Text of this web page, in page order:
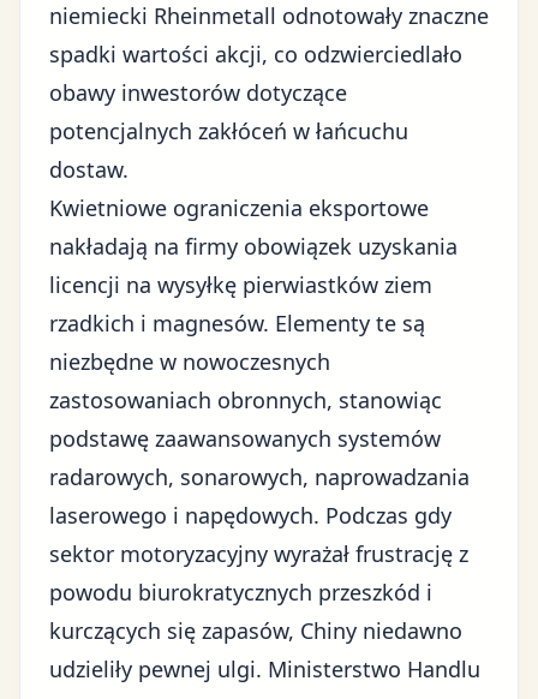
niemiecki Rheinmetall odnotowały znaczne
spadki wartości akcji, co odzwierciedlało
obawy inwestorów dotyczące
potencjalnych zakłóceń w łańcuchu
dostaw.
Kwietniowe ograniczenia eksportowe
nakładają na firmy obowiązek uzyskania
licencji na wysyłkę pierwiastków ziem
rzadkich i magnesów. Elementy te są
niezbędne w nowoczesnych
zastosowaniach obronnych, stanowiąc
podstawę zaawansowanych systemów
radarowych, sonarowych, naprowadzania
laserowego i napędowych. Podczas gdy
sektor motoryzacyjny wyrażał frustrację z
powodu biurokratycznych przeszkód i
kurczących się zapasów, Chiny niedawno
udzieliły pewnej ulgi. Ministerstwo Handlu